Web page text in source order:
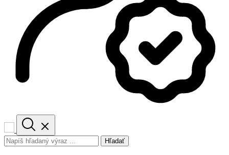
Hľadať